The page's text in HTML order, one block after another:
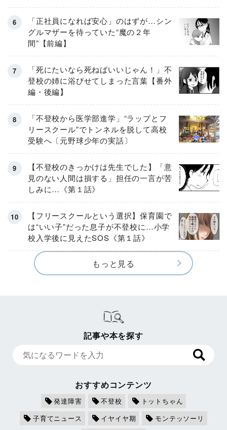
「正社員になれば安心」のはずが…シン
グルマザーを待っていた“魔の２年
間”【前編】
「死にたいなら死ねばいいじゃん！」不
登校の姉に浴びせてしまった言葉【番外
編・後編】
「不登校から医学部進学」“ラップとフ
リースクール”でトンネルを脱して高校
受験へ〔元野球少年の実話〕
【不登校のきっかけは先生でした】「意
見のない人間は損する」担任の一言が苦
しみに…《第１話》
【フリースクールという選択】保育園で
は“いい子”だった息子が不登校に…小学
校入学後に見えたSOS《第１話》
もっと見る
記事や本を探す
おすすめコンテンツ
発達障害 不登校
トットちゃん
子育てニュース
イヤイヤ期
モンテッソーリ